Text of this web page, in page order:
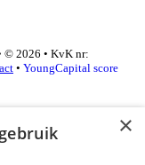
© 2026 • KvK nr:
• YoungCapital score
×